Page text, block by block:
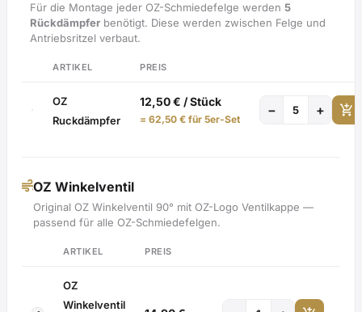
Für die Montage jeder OZ-Schmiedefelge werden5
Rückdämpfer benötigt. Diese werden zwischen Felge und
Antriebsritzel verbaut.
ARTIKEL PREIS
OZ
Ruckdämpfer
12,50€ / Stück
= 62,50 € für 5er-Set
− + add_shopping_cart
airOZ Winkelventil
Original OZ Winkelventil 90° mit OZ-Logo Ventilkappe —
passend für alle OZ-Schmiedefelgen.
ARTIKEL PREIS
OZ
Winkelventil